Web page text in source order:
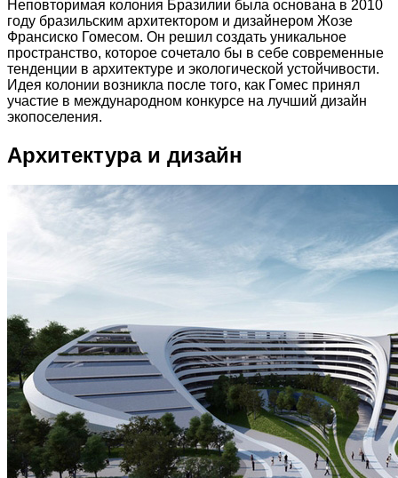
Неповторимая колония Бразилии была основана в 2010
году бразильским архитектором и дизайнером Жозе
Франсиско Гомесом. Он решил создать уникальное
пространство, которое сочетало бы в себе современные
тенденции в архитектуре и экологической устойчивости.
Идея колонии возникла после того, как Гомес принял
участие в международном конкурсе на лучший дизайн
экопоселения.
Архитектура и дизайн